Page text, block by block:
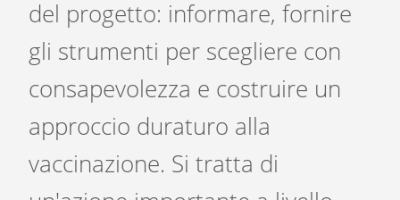
del progetto: informare, fornire
gli strumenti per scegliere con
consapevolezza e costruire un
approccio duraturo alla
vaccinazione. Si tratta di